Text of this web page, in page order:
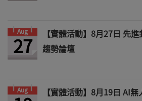
Aug
27
【實體活動】8月27日 先
趨勢論壇
Aug
【實體活動】8月19日 AI